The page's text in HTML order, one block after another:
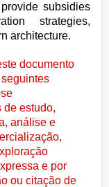
subsidies
strategies,
architecture.
documento
de estudo,
análise e
e por
ou citação de